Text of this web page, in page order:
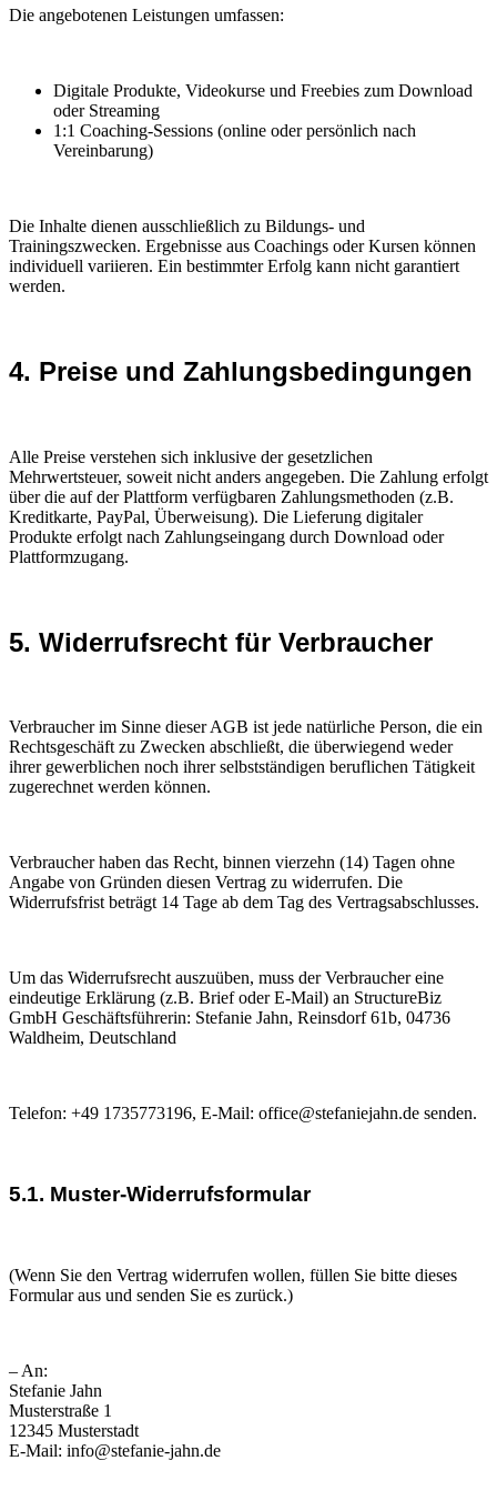
Die angebotenen Leistungen umfassen:
Digitale Produkte, Videokurse und Freebies zum Download
oder Streaming
1:1 Coaching-Sessions (online oder persönlich nach
Vereinbarung)
Die Inhalte dienen ausschließlich zu Bildungs- und
Trainingszwecken. Ergebnisse aus Coachings oder Kursen können
individuell variieren. Ein bestimmter Erfolg kann nicht garantiert
werden.
4. Preise und Zahlungsbedingungen
Alle Preise verstehen sich inklusive der gesetzlichen
Mehrwertsteuer, soweit nicht anders angegeben. Die Zahlung erfolgt
über die auf der Plattform verfügbaren Zahlungsmethoden (z.B.
Kreditkarte, PayPal, Überweisung). Die Lieferung digitaler
Produkte erfolgt nach Zahlungseingang durch Download oder
Plattformzugang.
5. Widerrufsrecht für Verbraucher
Verbraucher im Sinne dieser AGB ist jede natürliche Person, die ein
Rechtsgeschäft zu Zwecken abschließt, die überwiegend weder
ihrer gewerblichen noch ihrer selbstständigen beruflichen Tätigkeit
zugerechnet werden können.
Verbraucher haben das Recht, binnen vierzehn (14) Tagen ohne
Angabe von Gründen diesen Vertrag zu widerrufen. Die
Widerrufsfrist beträgt 14 Tage ab dem Tag des Vertragsabschlusses.
Um das Widerrufsrecht auszuüben, muss der Verbraucher eine
eindeutige Erklärung (z.B. Brief oder E-Mail) an StructureBiz
GmbH Geschäftsführerin: Stefanie Jahn, Reinsdorf 61b, 04736
Waldheim, Deutschland
Telefon: +49 1735773196, E-Mail: office@stefaniejahn.de senden.
5.1. Muster-Widerrufsformular
(Wenn Sie den Vertrag widerrufen wollen, füllen Sie bitte dieses
Formular aus und senden Sie es zurück.)
– An:
Stefanie Jahn
Musterstraße 1
12345 Musterstadt
E-Mail: info@stefanie-jahn.de